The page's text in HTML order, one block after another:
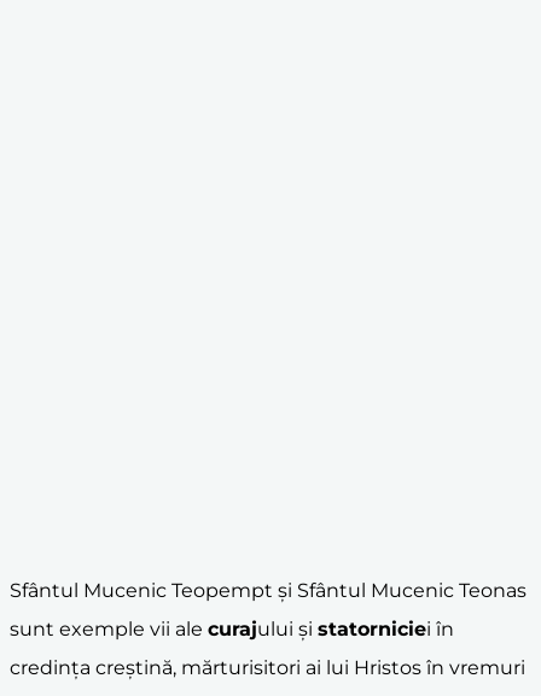
Sfântul Mucenic Teopempt și Sfântul Mucenic Teonas
sunt exemple vii ale curajului și statorniciei în
credința creștină, mărturisitori ai lui Hristos în vremuri